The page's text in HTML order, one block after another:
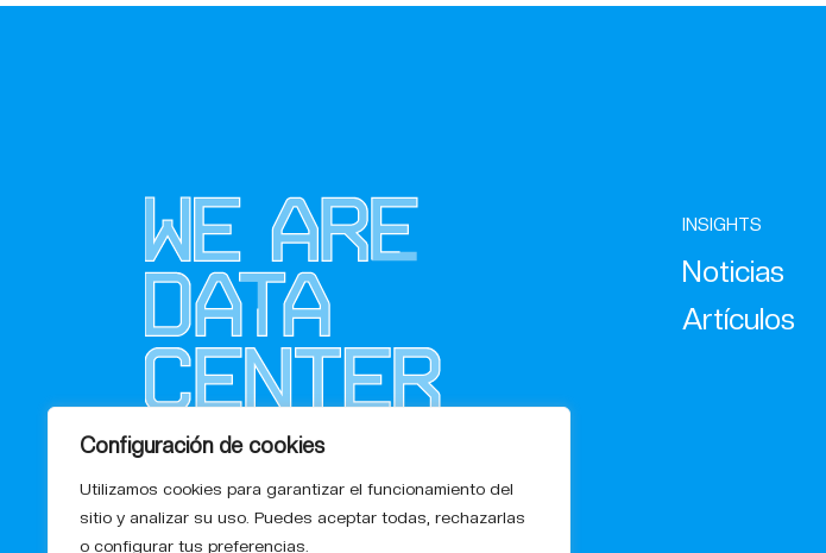
Configuración de cookies
Utilizamos cookies para garantizar el funcionamiento del
sitio y analizar su uso. Puedes aceptar todas, rechazarlas
o configurar tus preferencias.
INSIGHTS
Noticias
Artículos